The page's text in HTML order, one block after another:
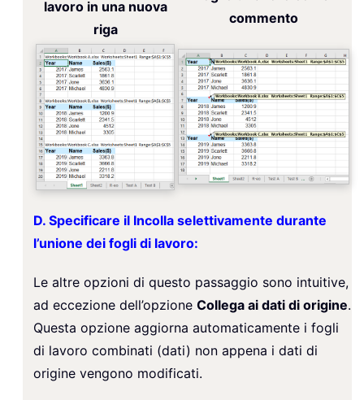
lavoro in una nuova
riga
commento
D. Specificare il Incolla selettivamente durante
l’unione dei fogli di lavoro:
Le altre opzioni di questo passaggio sono intuitive,
ad eccezione dell’opzione Collega ai dati di origine.
Questa opzione aggiorna automaticamente i fogli
di lavoro combinati (dati) non appena i dati di
origine vengono modificati.